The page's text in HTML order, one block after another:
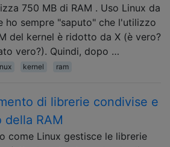
750 MB di RAM . Uso Linux da
ho sempre "saputo" che l'utilizzo
del kernel è ridotto da X (è vero?
vero?). Quindi, dopo …
kernel ram
di librerie condivise e
della RAM
come Linux gestisce le librerie